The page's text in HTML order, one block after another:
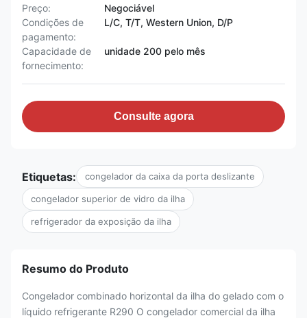
Preço:
Negociável
Condições de
pagamento:
L/C, T/T, Western Union, D/P
Capacidade de
fornecimento:
unidade 200 pelo mês
Consulte agora
Etiquetas: congelador da caixa da porta deslizante
congelador superior de vidro da ilha
refrigerador da exposição da ilha
Resumo do Produto
Congelador combinado horizontal da ilha do gelado com o
líquido refrigerante R290 O congelador comercial da ilha